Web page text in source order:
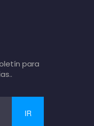
para
IR